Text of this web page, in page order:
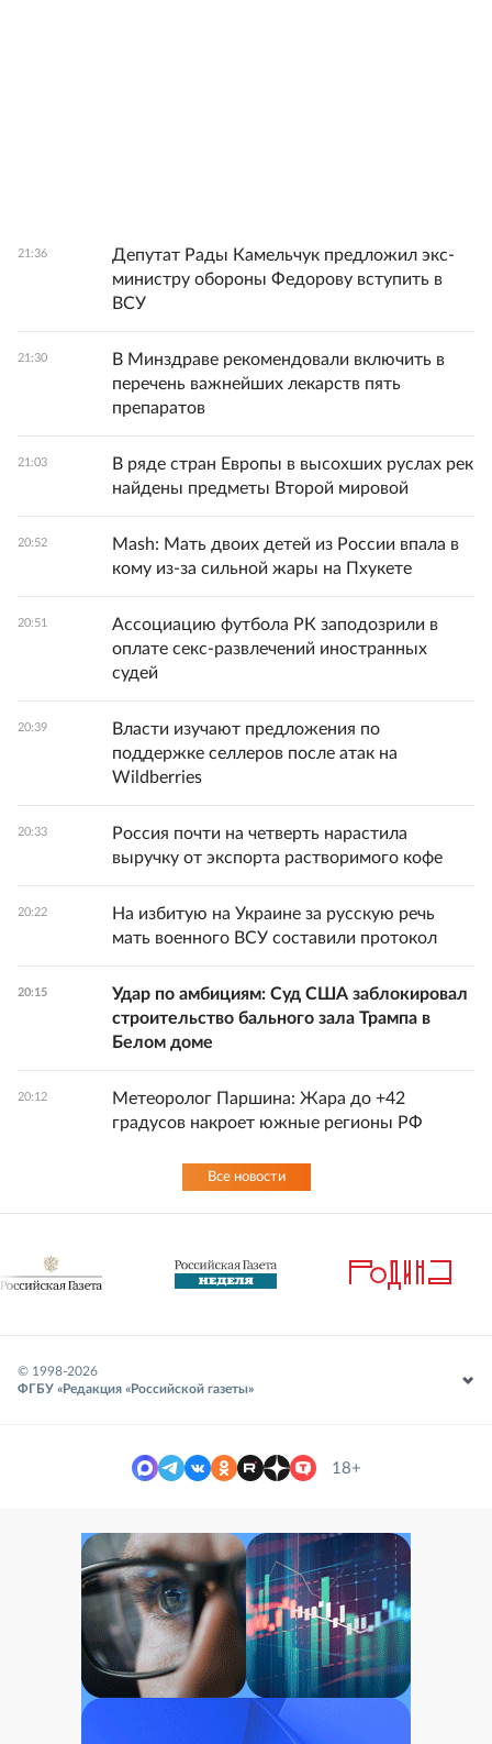
21:36
Депутат Рады Камельчук предложил экс-
министру обороны Федорову вступить в
ВСУ
21:30
В Минздраве рекомендовали включить в
перечень важнейших лекарств пять
препаратов
21:03
В ряде стран Европы в высохших руслах рек
найдены предметы Второй мировой
20:52
Mash: Мать двоих детей из России впала в
кому из-за сильной жары на Пхукете
20:51
Ассоциацию футбола РК заподозрили в
оплате секс-развлечений иностранных
судей
20:39
Власти изучают предложения по
поддержке селлеров после атак на
Wildberries
20:33
Россия почти на четверть нарастила
выручку от экспорта растворимого кофе
20:22
На избитую на Украине за русскую речь
мать военного ВСУ составили протокол
20:15
Удар по амбициям: Суд США заблокировал
строительство бального зала Трампа в
Белом доме
20:12
Метеоролог Паршина: Жара до +42
градусов накроет южные регионы РФ
Все новости
© 1998-2026
ФГБУ «Редакция «Российской газеты»
18+